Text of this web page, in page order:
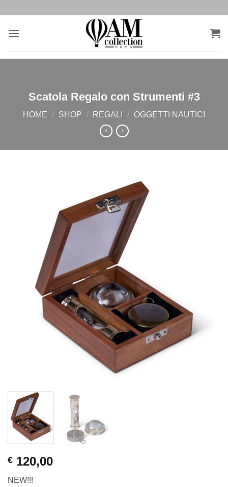
contenuti
Scatola Regalo con Strumenti #3
HOME / SHOP / REGALI / OGGETTI NAUTICI
€ 120,00
NEW!!!